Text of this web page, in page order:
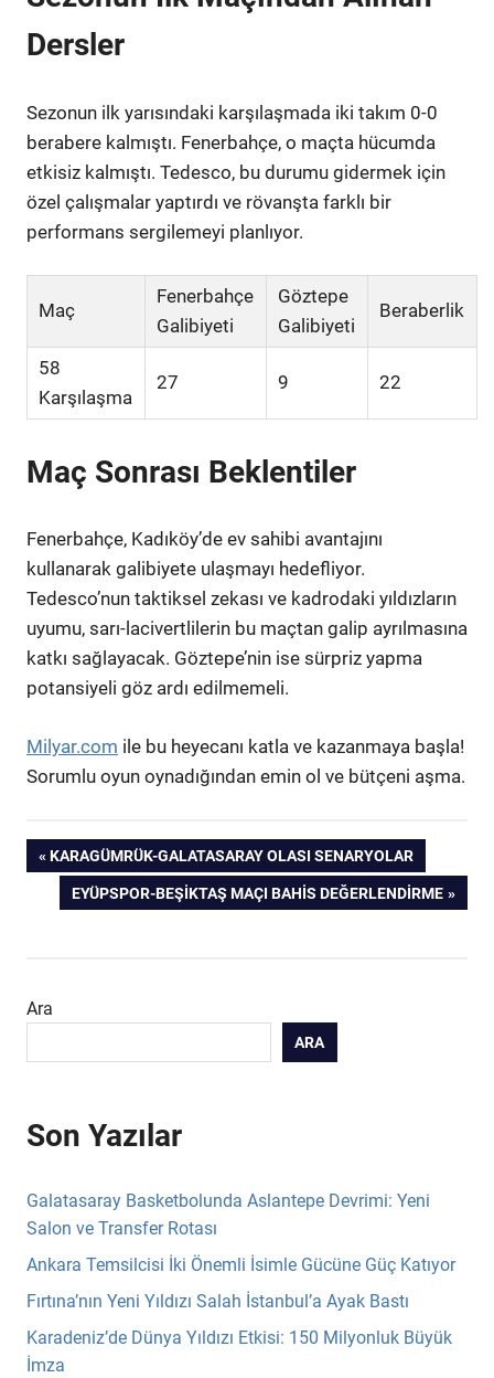
Dersler
Sezonun ilk yarısındaki karşılaşmada iki takım 0-0
berabere kalmıştı. Fenerbahçe, o maçta hücumda
etkisiz kalmıştı. Tedesco, bu durumu gidermek için
özel çalışmalar yaptırdı ve rövanşta farklı bir
performans sergilemeyi planlıyor.
Maç
Fenerbahçe
Galibiyeti
Göztepe
Galibiyeti
Beraberlik
58
Karşılaşma
27 9 22
Maç Sonrası Beklentiler
Fenerbahçe, Kadıköy’de ev sahibi avantajını
kullanarak galibiyete ulaşmayı hedefliyor.
Tedesco’nun taktiksel zekası ve kadrodaki yıldızların
uyumu, sarı-lacivertlilerin bu maçtan galip ayrılmasına
katkı sağlayacak. Göztepe’nin ise sürpriz yapma
potansiyeli göz ardı edilmemeli.
Milyar.com ile bu heyecanı katla ve kazanmaya başla!
Sorumlu oyun oynadığından emin ol ve bütçeni aşma.
Yazı
gezinmesi
ÖNCEKI
YAZI:
KARAGÜMRÜK-GALATASARAY OLASI SENARYOLAR
SONRAKI
YAZI:
EYÜPSPOR-BEŞIKTAŞ MAÇI BAHIS DEĞERLENDIRME
Ara
ARA
Son Yazılar
Galatasaray Basketbolunda Aslantepe Devrimi: Yeni
Salon ve Transfer Rotası
Ankara Temsilcisi İki Önemli İsimle Gücüne Güç Katıyor
Fırtına’nın Yeni Yıldızı Salah İstanbul’a Ayak Bastı
Karadeniz’de Dünya Yıldızı Etkisi: 150 Milyonluk Büyük
İmza